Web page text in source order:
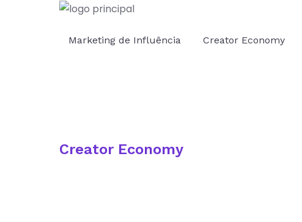
Marketing de Influência Creator Economy
Creator Economy